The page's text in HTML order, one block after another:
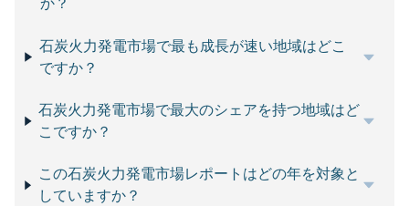
石炭火力発電市場で最も成長が速い地域はどこ
ですか？
石炭火力発電市場で最大のシェアを持つ地域はど
こですか？
この石炭火力発電市場レポートはどの年を対象と
していますか？